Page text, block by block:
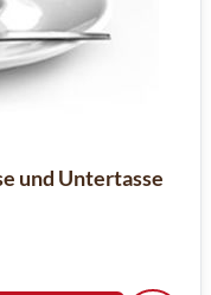
und Untertasse